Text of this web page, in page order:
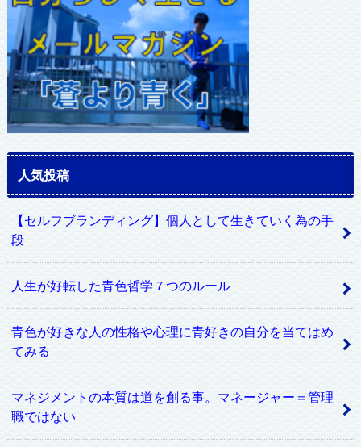
人気投稿
【セルフブランディング】個人として生きていく為の手
段
人生が好転した青色哲学７つのルール
青色が好きな人の性格や心理に青好きの自分を当てはめ
てみる
マネジメントの本質は道を創る事。マネージャー＝管理
職ではない